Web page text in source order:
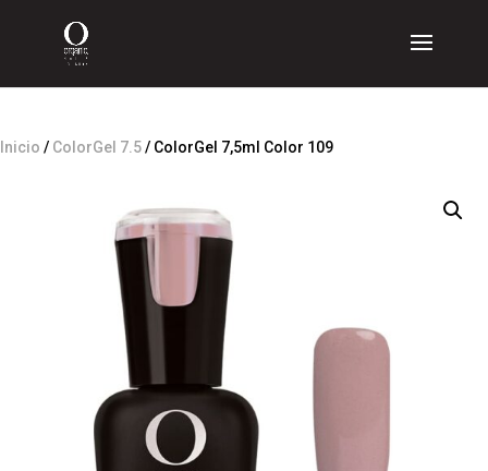
Inicio / ColorGel 7.5/ ColorGel 7,5ml Color 109